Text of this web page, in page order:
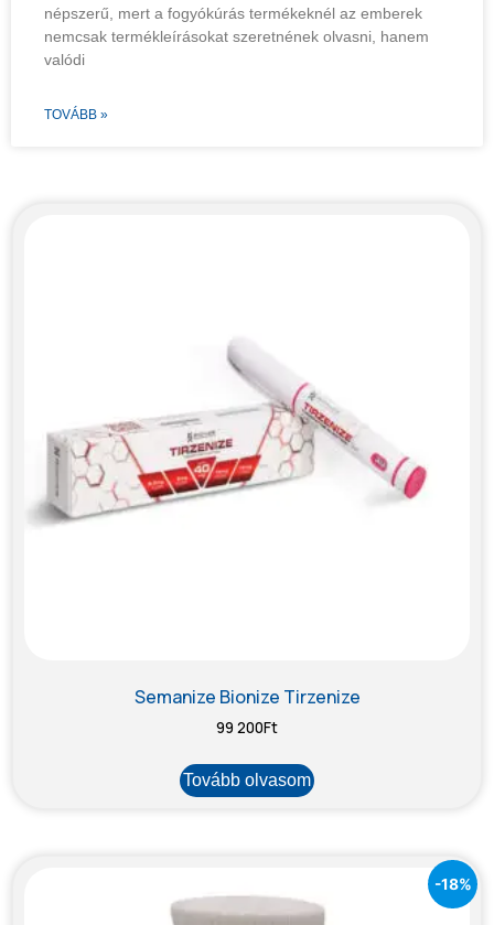
népszerű, mert a fogyókúrás termékeknél az emberek
nemcsak termékleírásokat szeretnének olvasni, hanem
valódi
TOVÁBB »
Semanize Bionize Tirzenize
99 200Ft
Tovább olvasom
-18%